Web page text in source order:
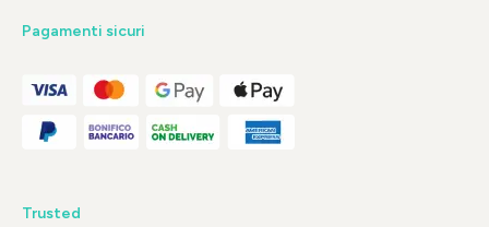
Pagamenti sicuri
Trusted